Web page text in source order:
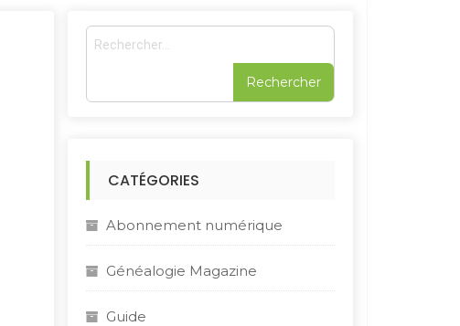
R
e
:
CATÉGORIES
Abonnement numérique
Généalogie Magazine
Guide